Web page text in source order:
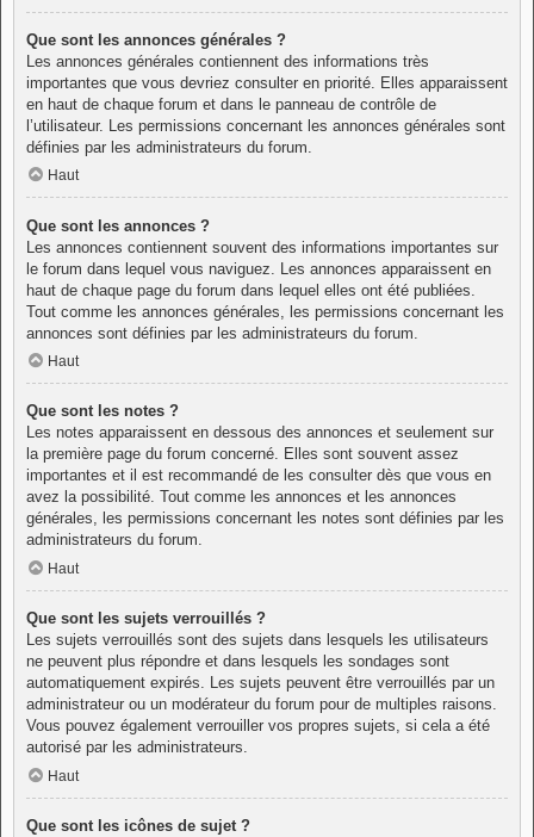
Que sont les annonces générales ?
Les annonces générales contiennent des informations très
importantes que vous devriez consulter en priorité. Elles apparaissent
en haut de chaque forum et dans le panneau de contrôle de
l’utilisateur. Les permissions concernant les annonces générales sont
définies par les administrateurs du forum.
Haut
Que sont les annonces ?
Les annonces contiennent souvent des informations importantes sur
le forum dans lequel vous naviguez. Les annonces apparaissent en
haut de chaque page du forum dans lequel elles ont été publiées.
Tout comme les annonces générales, les permissions concernant les
annonces sont définies par les administrateurs du forum.
Haut
Que sont les notes ?
Les notes apparaissent en dessous des annonces et seulement sur
la première page du forum concerné. Elles sont souvent assez
importantes et il est recommandé de les consulter dès que vous en
avez la possibilité. Tout comme les annonces et les annonces
générales, les permissions concernant les notes sont définies par les
administrateurs du forum.
Haut
Que sont les sujets verrouillés ?
Les sujets verrouillés sont des sujets dans lesquels les utilisateurs
ne peuvent plus répondre et dans lesquels les sondages sont
automatiquement expirés. Les sujets peuvent être verrouillés par un
administrateur ou un modérateur du forum pour de multiples raisons.
Vous pouvez également verrouiller vos propres sujets, si cela a été
autorisé par les administrateurs.
Haut
Que sont les icônes de sujet ?